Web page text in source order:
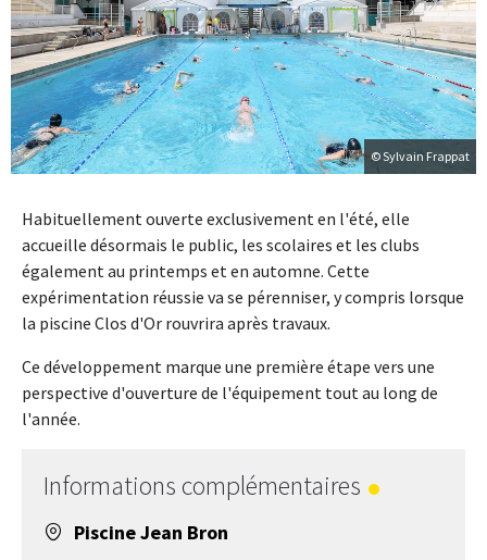
© Sylvain Frappat
Habituellement ouverte exclusivement en l'été, elle
accueille désormais le public, les scolaires et les clubs
également au printemps et en automne. Cette
expérimentation réussie va se pérenniser, y compris lorsque
la piscine Clos d'Or rouvrira après travaux.
Ce développement marque une première étape vers une
perspective d'ouverture de l'équipement tout au long de
l'année.
Informations complémentaires
Piscine Jean Bron